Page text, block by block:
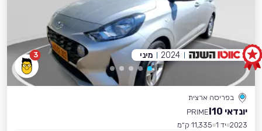
3
בפריסה ארצית
יונדאי I10
PRIME
2023 יד 1
11,335 ק״מ
2024 מיני